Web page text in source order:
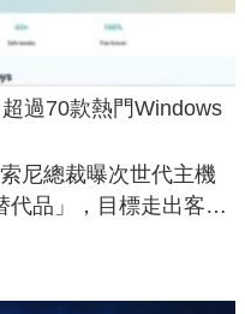
過70款熱門Windows
尼總裁曝次世代主機
代品」，目標走出客